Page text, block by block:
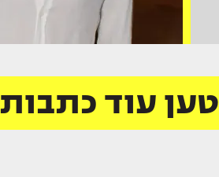
טען עוד כתבות